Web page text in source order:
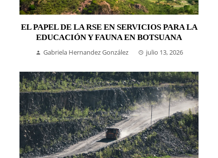
EL PAPEL DE LA RSE EN SERVICIOS PARA LA
EDUCACIÓN Y FAUNA EN BOTSUANA
Gabriela Hernandez González julio 13, 2026